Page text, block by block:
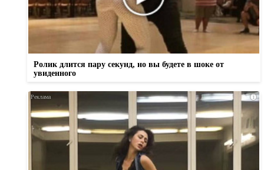
Ролик длится пару секунд, но вы будете в шоке от
увиденного
i